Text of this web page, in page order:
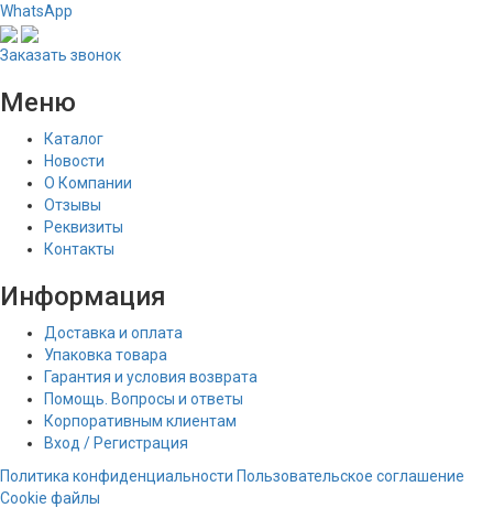
WhatsApp
Заказать звонок
Меню
Каталог
Новости
О Компании
Отзывы
Реквизиты
Контакты
Информация
Доставка и оплата
Упаковка товара
Гарантия и условия возврата
Помощь. Вопросы и ответы
Корпоративным клиентам
Вход / Регистрация
Политика конфиденциальности Пользовательское соглашение
Cookie файлы